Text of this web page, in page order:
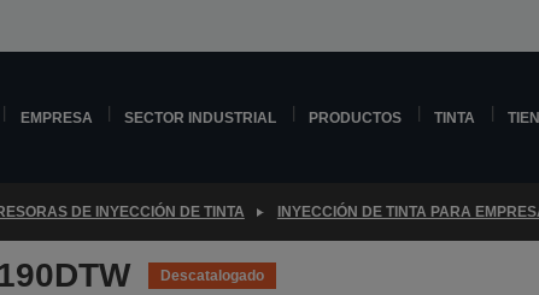
EMPRESA SECTOR INDUSTRIAL PRODUCTOS TINTA
DE INYECCIÓN DE TINTA INYECCIÓN DE TINTA PARA
Descatalogado